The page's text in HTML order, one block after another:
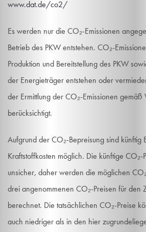
www.dat.de/co2/
Es werden nur die CO₂-Emissionen
Betrieb des PKW entstehen. CO₂-
Produktion und Bereitstellung des PKW
der Energieträger entstehen oder
der Ermittlung der CO₂-Emissionen gemäß
berücksichtigt.
Aufgrund der CO₂-Bepreisung sind künftig
Kraftstoffkosten möglich. Die künftige CO₂-
unsicher, daher werden die möglichen
drei angenommenen CO₂-Preisen für
berechnet. Die tatsächlichen CO₂-Preise
auch niedriger als in den hier